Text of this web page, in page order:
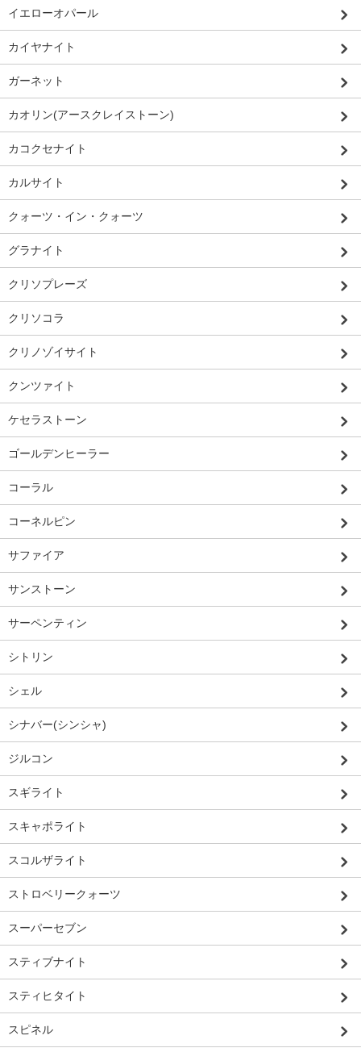
イエローオパール
カイヤナイト
ガーネット
カオリン(アースクレイストーン)
カコクセナイト
カルサイト
クォーツ・イン・クォーツ
グラナイト
クリソプレーズ
クリソコラ
クリノゾイサイト
クンツァイト
ケセラストーン
ゴールデンヒーラー
コーラル
コーネルピン
サファイア
サンストーン
サーペンティン
シトリン
シェル
シナバー(シンシャ)
ジルコン
スギライト
スキャポライト
スコルザライト
ストロベリークォーツ
スーパーセブン
スティブナイト
スティヒタイト
スピネル